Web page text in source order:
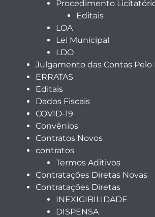
Procedimento
Editais
LOA
Lei Municipal
LDO
Julgamento das Contas Pelo
ERRATAS
Editais
Dados Fiscais
COVID-19
Convênios
Contratos Novos
contratos
Termos Aditivos
Contratações Diretas Novas
Contratações Diretas
INEXIGIBILIDADE
DISPENSA